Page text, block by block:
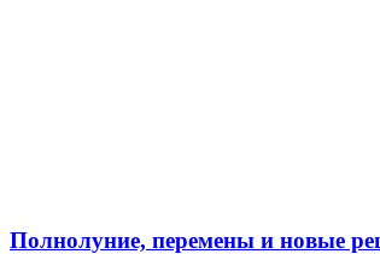
Полнолуние, перемены и новые